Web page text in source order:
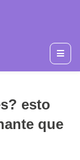
esto
que